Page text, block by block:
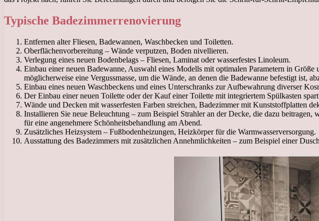
Typische Badezimmerrenovierung
Entfernen alter Fliesen, Badewannen, Waschbecken und Toiletten.
Oberflächenvorbereitung – Wände verputzen, Boden nivellieren.
Verlegung eines neuen Bodenbelags – Fliesen, Laminat oder wasserfestes Linoleum.
Einbau einer neuen Badewanne, Auswahl eines Modells mit optimalen Parametern in
möglicherweise eine Vergussmasse, um die Wände, an denen die Badewanne befestigt ist,
Einbau eines neuen Waschbeckens und eines Unterschranks zur Aufbewahrung diverser
Der Einbau einer neuen Toilette oder der Kauf einer Toilette mit integriertem Spülkasten
Wände und Decken mit wasserfesten Farben streichen, Badezimmer mit Kunststoffplatten
Installieren Sie neue Beleuchtung – zum Beispiel Strahler an der Decke, die dazu
für eine angenehmere Schönheitsbehandlung am Abend.
Zusätzliches Heizsystem – Fußbodenheizungen, Heizkörper für die Warmwasserversorgung.
Ausstattung des Badezimmers mit zusätzlichen Annehmlichkeiten – zum Beispiel einer